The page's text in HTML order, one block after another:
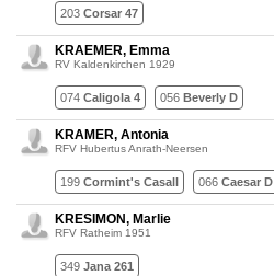
203 Corsar 47
KRAEMER, Emma
RV Kaldenkirchen 1929
074 Caligola 4 056 Beverly D
KRAMER, Antonia
RFV Hubertus Anrath-Neersen
199 Cormint's Casall 066 Caesar D
KRESIMON, Marlie
RFV Ratheim 1951
349 Jana 261